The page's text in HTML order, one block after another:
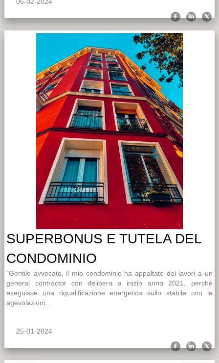
SUPERBONUS E TUTELA DEL
CONDOMINIO
"Gentile avvocato, il mio condominio ha appaltato dei lavori a un
general contractor con delibera a inizio anno 2021, perché
eseguisse una riqualificazione energetica sullo stabile con le
agevolazioni...
25-01-2024